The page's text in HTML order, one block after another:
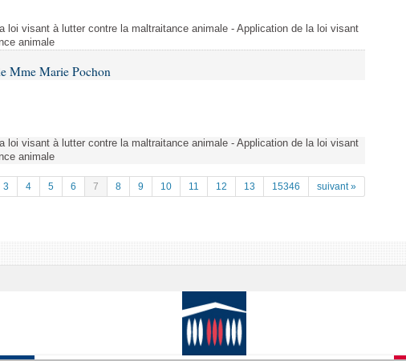
loi visant à lutter contre la maltraitance animale - Application de la loi visant
animale
Mme Marie Pochon
loi visant à lutter contre la maltraitance animale - Application de la loi visant
animale
3 4 5 6 7 8 9 10 11 12 13 15346 suivant »